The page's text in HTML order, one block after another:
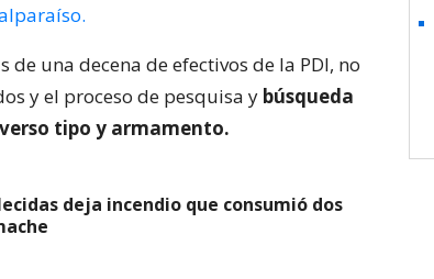
una decena de efectivos de la PDI, no
y el proceso de pesquisa y búsqueda
tipo y armamento.
deja incendio que consumió dos